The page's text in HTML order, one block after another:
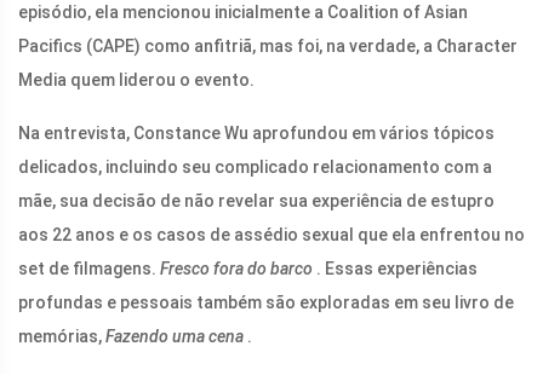
episódio, ela mencionou inicialmente a Coalition of Asian
Pacifics (CAPE) como anfitriã, mas foi, na verdade, a Character
Media quem liderou o evento.
Na entrevista, Constance Wu aprofundou em vários tópicos
delicados, incluindo seu complicado relacionamento com a
mãe, sua decisão de não revelar sua experiência de estupro
aos 22 anos e os casos de assédio sexual que ela enfrentou no
set de filmagens. Fresco fora do barco . Essas experiências
profundas e pessoais também são exploradas em seu livro de
memórias,Fazendo uma cena .